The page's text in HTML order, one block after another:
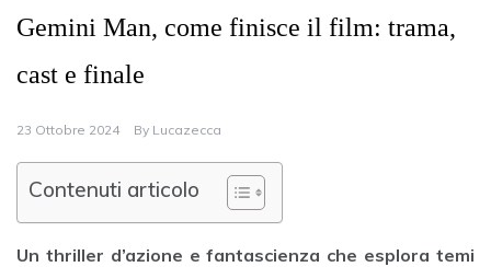
Gemini Man, come finisce il film: trama,
cast e finale
23 Ottobre 2024 By Lucazecca
Contenuti articolo
Un thriller d’azione e fantascienza che esplora temi